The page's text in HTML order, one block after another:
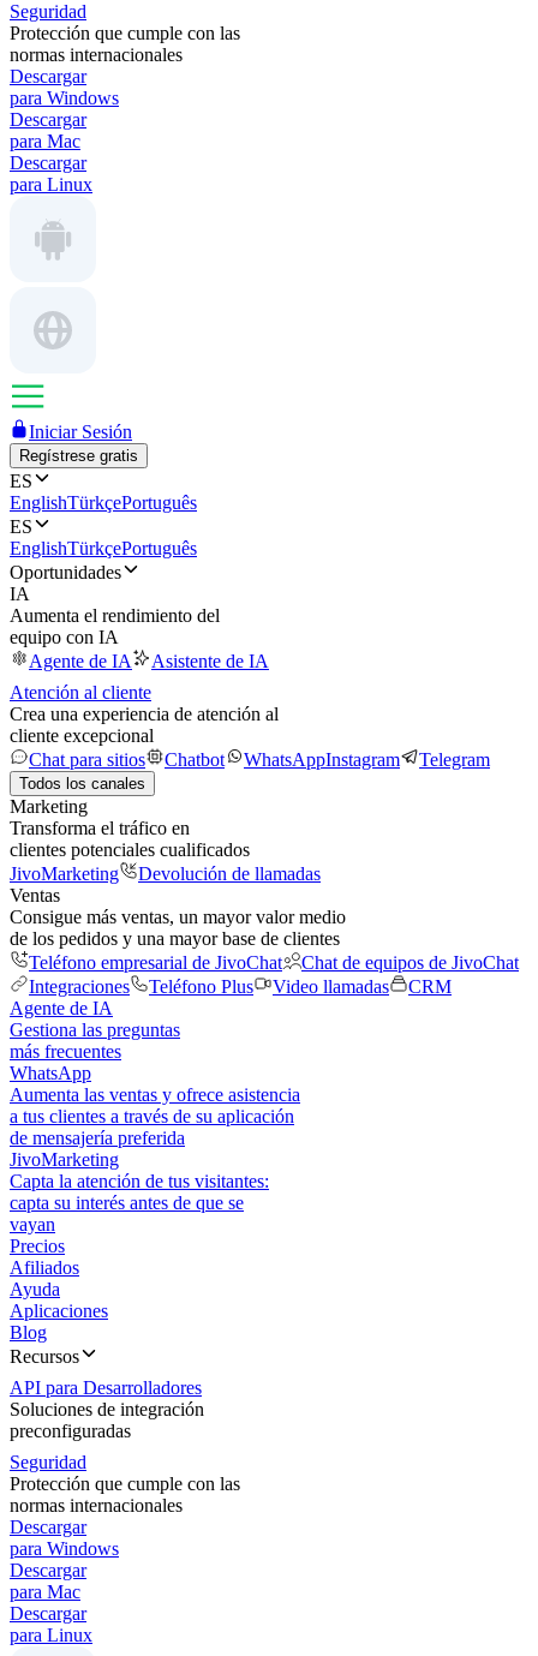
Seguridad
Protección que cumple con las
normas internacionales
Descargar
para Windows
Descargar
para Mac
Descargar
para Linux
Iniciar Sesión
Regístrese gratis
ES
EnglishTürkçePortuguês
ES
EnglishTürkçePortuguês
Oportunidades
IA
Aumenta el rendimiento del
equipo con IA
Agente de IA
Asistente de IA
Atención al cliente
Crea una experiencia de atención al
cliente excepcional
Chat para sitios
Chatbot WhatsAppInstagram Telegram
Todos los canales
Marketing
Transforma el tráfico en
clientes potenciales cualificados
JivoMarketing
Devolución de llamadas
Ventas
Consigue más ventas, un mayor valor medio
de los pedidos y una mayor base de clientes
Teléfono empresarial de JivoChat
Chat de equipos de JivoChat
Integraciones
Teléfono Plus Video llamadas
CRM
Agente de IA
Gestiona las preguntas
más frecuentes
WhatsApp
Aumenta las ventas y ofrece asistencia
a tus clientes a través de su aplicación
de mensajería preferida
JivoMarketing
Capta la atención de tus visitantes:
capta su interés antes de que se
vayan
Precios
Afiliados
Ayuda
Aplicaciones
Blog
Recursos
API para Desarrolladores
Soluciones de integración
preconfiguradas
Seguridad
Protección que cumple con las
normas internacionales
Descargar
para Windows
Descargar
para Mac
Descargar
para Linux